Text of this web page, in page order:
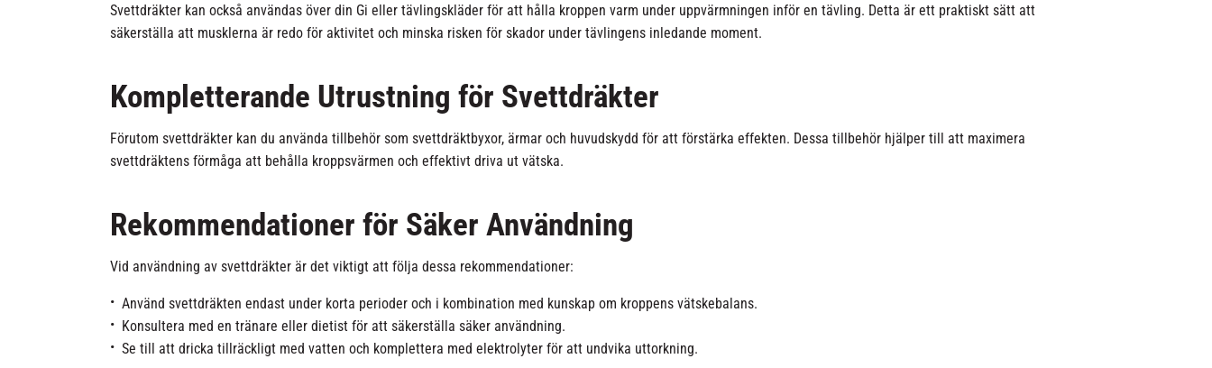
Svettdräkter kan också användas över din Gi eller tävlingskläder för att hålla kroppen varm under uppvärmningen inför en tävling. Detta är ett praktiskt sätt att
säkerställa att musklerna är redo för aktivitet och minska risken för skador under tävlingens inledande moment.
Kompletterande Utrustning för Svettdräkter
Förutom svettdräkter kan du använda tillbehör som svettdräktbyxor, ärmar och huvudskydd för att förstärka effekten. Dessa tillbehör hjälper till att maximera
svettdräktens förmåga att behålla kroppsvärmen och effektivt driva ut vätska.
Rekommendationer för Säker Användning
Vid användning av svettdräkter är det viktigt att följa dessa rekommendationer:
Använd svettdräkten endast under korta perioder och i kombination med kunskap om kroppens vätskebalans.
Konsultera med en tränare eller dietist för att säkerställa säker användning.
Se till att dricka tillräckligt med vatten och komplettera med elektrolyter för att undvika uttorkning.